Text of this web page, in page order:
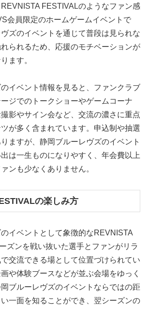
FESTIVALのようなファン感
会員限定のホームゲームイベントで
ズのイベントを通じて普段は見られな
られるため、応援のモチベーションが
ます。
イベント情報を見ると、ファンクラブ
ジでのトークショーやゲームコーナ
影やサイン会など、交流の濃さに重点
が多く含まれています。申込制や抽選
ますが、静岡ブルーレヴズのイベント
は一生ものになりやすく、年会費以上
ンも少なくありません。
の楽しみ方
イベントとして象徴的なREVNISTA
ズンを戦い抜いた選手とファンがリラ
交流できる場として位置づけられてい
や体験ブースなどが並ぶ会場をゆっく
ブルーレヴズのイベントならではの距
一面を知ることができ、翌シーズンの